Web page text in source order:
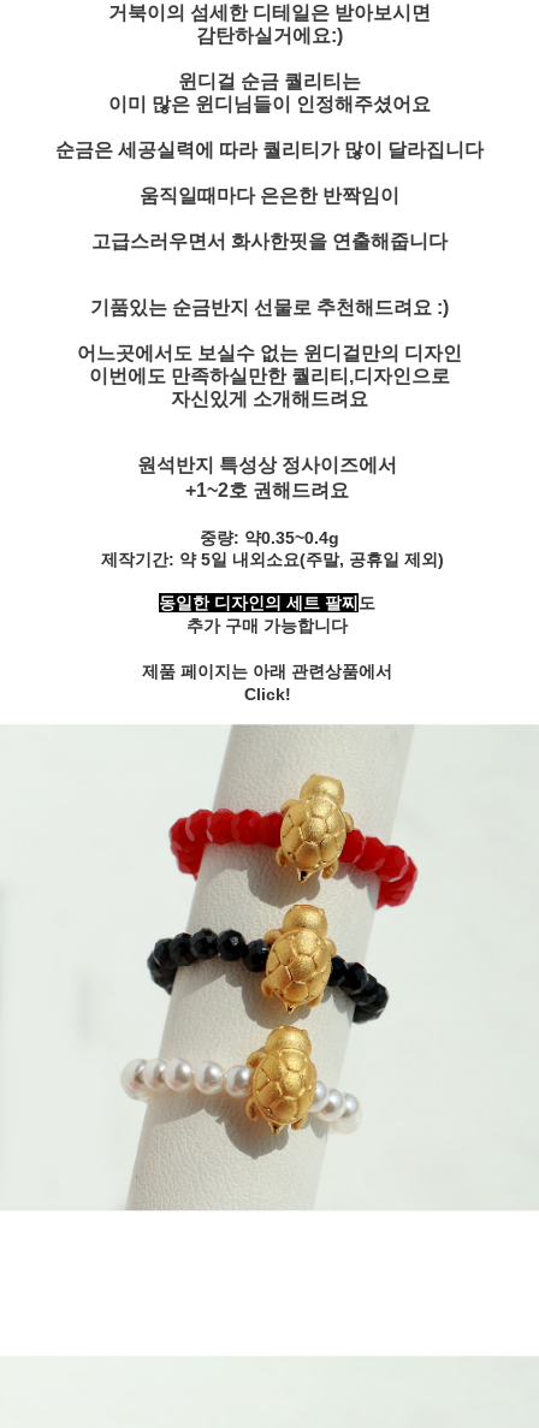
거북이의 섬세한 디테일은 받아보시면
감탄하실거에요:)
윈디걸 순금 퀄리티는
이미 많은 윈디님들이 인정해주셨어요
순금은 세공실력에 따라 퀄리티가 많이 달라집니다
움직일때마다 은은한 반짝임이
고급스러우면서 화사한핏을 연출해줍니다
기품있는 순금반지 선물로 추천해드려요 :)
어느곳에서도 보실수 없는 윈디걸만의 디자인
이번에도 만족하실만한 퀄리티,디자인으로
자신있게 소개해드려요
원석반지 특성상 정사이즈에서
+1~2호 권해드려요
중량: 약0.35~0.4g
제작기간: 약 5일 내외소요(주말, 공휴일 제외)
동일한 디자인의 세트 팔찌 도
추가 구매 가능합니다
제품 페이지는 아래 관련상품에서
Click!